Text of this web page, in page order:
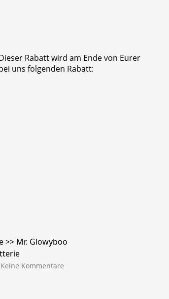
Rabatt wird am Ende von Eurer
uns folgenden Rabatt:
>> Mr. Glowyboo
Keine Kommentare